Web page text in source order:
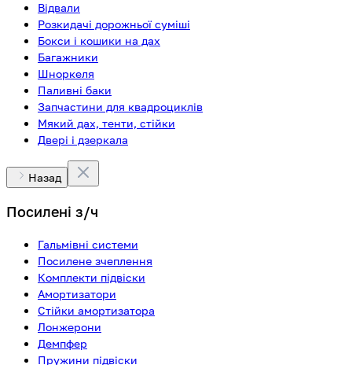
Відвали
Розкидачі дорожньої суміші
Бокси і кошики на дах
Багажники
Шноркеля
Паливні баки
Запчастини для квадроциклів
Мякий дах, тенти, стійки
Двері і дзеркала
Назад
Посилені з/ч
Гальмівні системи
Посилене зчеплення
Комплекти підвіски
Амортизатори
Стійки амортизатора
Лонжерони
Демпфер
Пружини підвіски